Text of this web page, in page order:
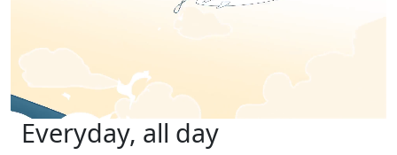
Everyday, all day